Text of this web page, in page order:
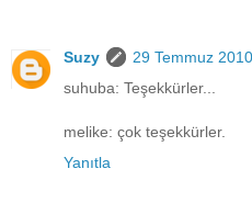
Suzy
29 Temmuz
suhuba: Teşekkürler...
melike: çok teşekkürler.
Yanıtla